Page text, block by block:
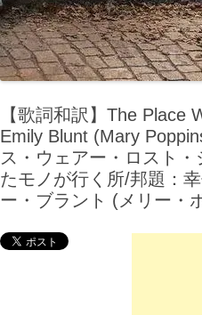
【歌詞和訳】The Place
Emily Blunt (Mary
ス・ウェアー・ロスト
たモノが行く所/邦題：
ー・ブラント (メリー・